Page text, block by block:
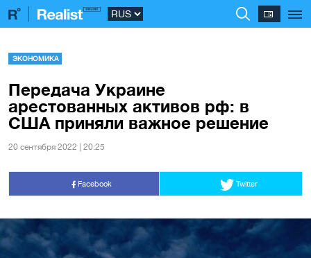
ЭКОНОМИКА
Передача Украине
арестованных активов рф: в
США приняли важное решение
20 сентября 2022 | 20:25
Facebook Twitter